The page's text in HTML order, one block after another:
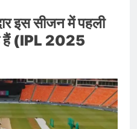
इस सीजन में पहली
हैं (IPL 2025